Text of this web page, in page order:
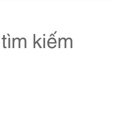
kiếm